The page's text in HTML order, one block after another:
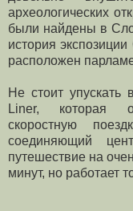
археологических
были найдены в
история
расположен
Не стоит упускать
Liner, которая
скоростную
соединяющий
путешествие на
минут, но работает